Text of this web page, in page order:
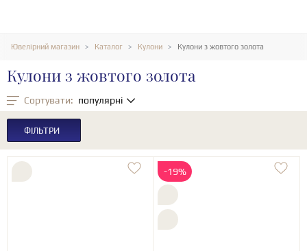
Ювелірний магазин Каталог Кулони Кулони з жовтого золота
Кулони з жовтого золота
Сортувати: популярні
ФІЛЬТРИ
-19%